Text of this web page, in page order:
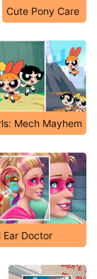
Cute Pony Care
Mech Mayhem
Ear Doctor